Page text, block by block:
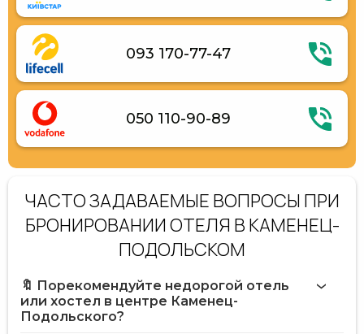
093 170-77-47
050 110-90-89
ЧАСТО ЗАДАВАЕМЫЕ ВОПРОСЫ ПРИ
БРОНИРОВАНИИ ОТЕЛЯ В КАМЕНЕЦ-
ПОДОЛЬСКОМ
🔖 Порекомендуйте недорогой отель
или хостел в центре Каменец-
Подольского?